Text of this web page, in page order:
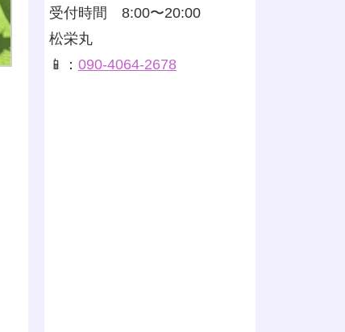
受付時間 8:00〜20:00
松栄丸
📱： 090-4064-2678